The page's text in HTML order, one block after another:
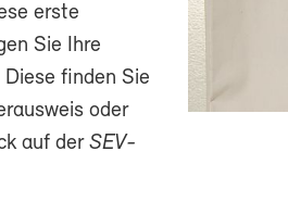
erste
Sie Ihre
finden Sie
oder
auf der SEV-